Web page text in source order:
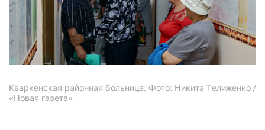
Кваркенская районная больница. Фото: Никита Телиженко /
«Новая газета»